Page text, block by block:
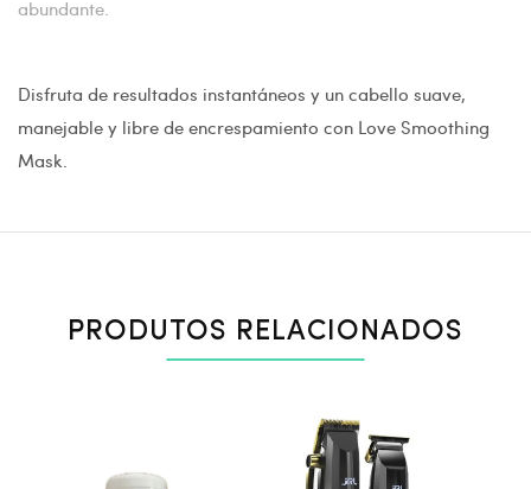
abundante.
Disfruta de resultados instantáneos y un cabello suave,
manejable y libre de encrespamiento con Love Smoothing
Mask.
PRODUTOS RELACIONADOS